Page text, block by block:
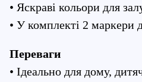
• Яскраві кольори для
• У комплекті 2 маркери
Переваги
• Ідеально для дому,